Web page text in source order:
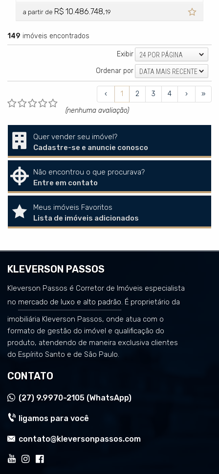
a partir de R$ 10.486.748,19
149 imóveis encontrados
Exibir 24 POR PÁGINA
Ordenar por DATA MAIS RECENTE
‹ 1 2 3 4 ›
»
(nenhuma avaliação)
Quer vender seu imóvel?
Cadastre-se e anuncie conosco
Não encontrou o que procurava?
Entre em contato
Meus imóveis Favoritos
Lista de imóveis adicionados
KLEVERSON PASSOS
Kleverson Passos é Corretor de Imóveis especialista
no mercado de luxo e alto padrão. É proprietário da
imobiliária Kleverson Passos, onde atua com o
formato de gestão do imóvel e qualificação do
produto, atendendo de maneira exclusiva clientes
do Espírito Santo e de São Paulo.
CONTATO
(27) 9.9970-2105 (WhatsApp)
ligamos para você
contato@kleversonpassos.com